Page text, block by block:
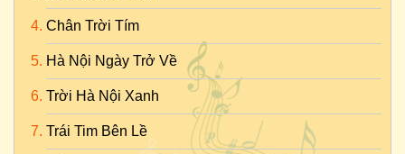
Chân Trời Tím
Hà Nội Ngày Trở Về
Trời Hà Nội Xanh
Trái Tim Bên Lề